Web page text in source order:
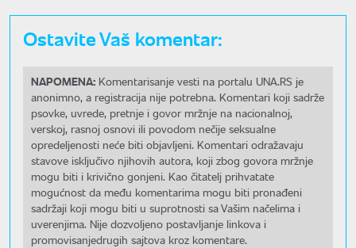
Ostavite Vaš komentar:
NAPOMENA: Komentarisanje vesti na portalu UNA.RS je
anonimno, a registracija nije potrebna. Komentari koji sadrže
psovke, uvrede, pretnje i govor mržnje na nacionalnoj,
verskoj, rasnoj osnovi ili povodom nečije seksualne
opredeljenosti neće biti objavljeni. Komentari odražavaju
stavove isključivo njihovih autora, koji zbog govora mržnje
mogu biti i krivično gonjeni. Kao čitatelj prihvatate
mogućnost da među komentarima mogu biti pronađeni
sadržaji koji mogu biti u suprotnosti sa Vašim načelima i
uverenjima. Nije dozvoljeno postavljanje linkova i
promovisanjedrugih sajtova kroz komentare.